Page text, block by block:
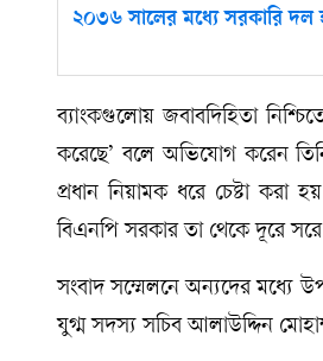
২০৩৬ সালের মধ্যে সরকারি দল
ব্যাংকগুলোয় জবাবদিহিতা
করেছে’ বলে অভিযোগ করেন
প্রধান নিয়ামক ধরে চেষ্টা করা
বিএনপি সরকার তা থেকে দূরে
সংবাদ সম্মেলনে অন্যদের মধ্যে
যুগ্ম সদস্য সচিব আলাউদ্দিন